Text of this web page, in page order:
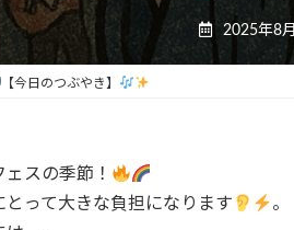
2025年8
【今日のつぶやき】
スの季節！
って大きな負担になります
。